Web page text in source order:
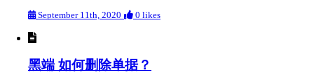
September 11th, 2020 0 likes
黑端 如何删除单据？